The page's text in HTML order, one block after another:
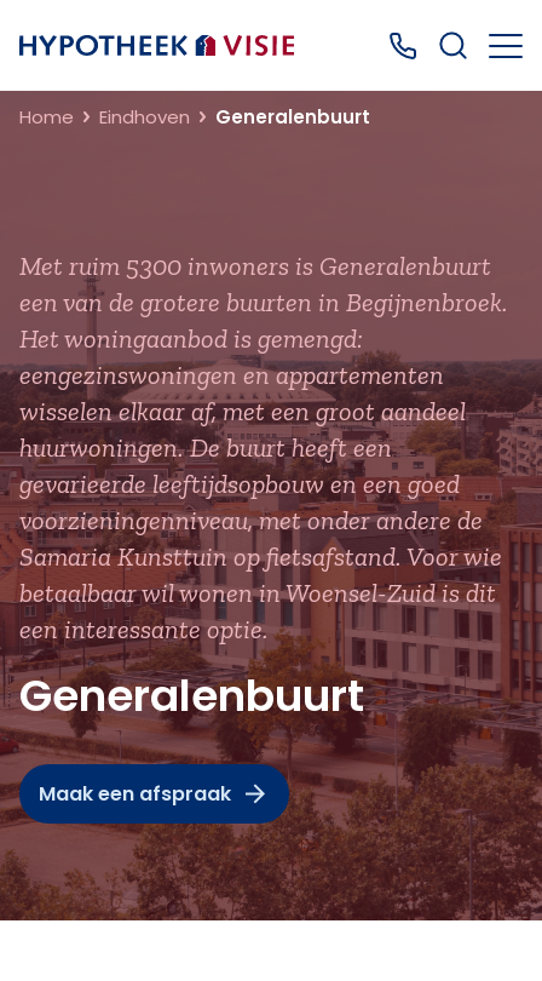
Terug naar home Bel ons: 0499
Home Eindhoven Generalenbuurt
Met ruim 5300 inwoners is Generalenbuurt
een van de grotere buurten in Begijnenbroek.
Het woningaanbod is gemengd:
eengezinswoningen en appartementen
wisselen elkaar af, met een groot aandeel
huurwoningen. De buurt heeft een
gevarieerde leeftijdsopbouw en een goed
voorzieningenniveau, met onder andere de
Samaria Kunsttuin op fietsafstand. Voor wie
betaalbaar wil wonen in Woensel-Zuid is dit
een interessante optie.
Generalenbuurt
Maak een afspraak